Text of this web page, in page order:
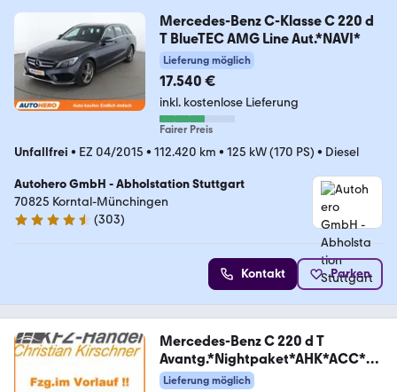
Mercedes-Benz C-Klasse C 220 d
T BlueTEC AMG Line Aut.*NAVI*
Lieferung möglich
17.540 €
inkl. kostenlose Lieferung
Fairer Preis
Unfallfrei • EZ 04/2015 • 112.420 km • 125 kW (170 PS) • Diesel
Autohero GmbH - Abholstation Stuttgart
70825 Korntal-Münchingen
4.4 Sterne
(303)
Kontakt Parken
Mercedes-Benz C 220 d T
Avantg.*Nightpaket*AHK*ACC*R-
Kamera
Lieferung möglich